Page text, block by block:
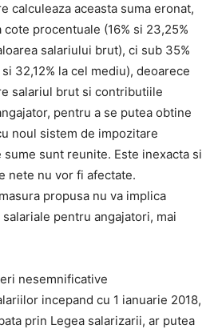
calculeaza aceasta suma eronat,
procentuale (16% si 23,25%
salariului brut), ci sub 35%
32,12% la cel mediu), deoarece
salariul brut si contributiile
pentru a se putea obtine
noul sistem de impozitare
sunt reunite. Este inexacta si
nete nu vor fi afectate.
propusa nu va implica
pentru angajatori, mai
nesemnificative
incepand cu 1 ianuarie 2018,
prin Legea salarizarii, ar putea